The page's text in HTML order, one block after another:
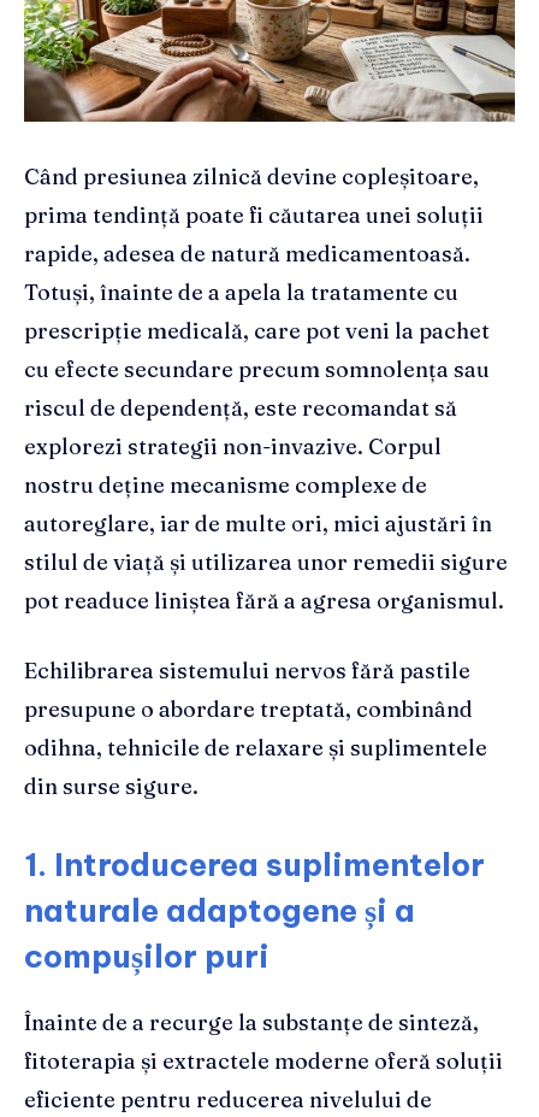
Când presiunea zilnică devine copleșitoare,
prima tendință poate fi căutarea unei soluții
rapide, adesea de natură medicamentoasă.
Totuși, înainte de a apela la tratamente cu
prescripție medicală, care pot veni la pachet
cu efecte secundare precum somnolența sau
riscul de dependență, este recomandat să
explorezi strategii non-invazive. Corpul
nostru deține mecanisme complexe de
autoreglare, iar de multe ori, mici ajustări în
stilul de viață și utilizarea unor remedii sigure
pot readuce liniștea fără a agresa organismul.
Echilibrarea sistemului nervos fără pastile
presupune o abordare treptată, combinând
odihna, tehnicile de relaxare și suplimentele
din surse sigure.
1. Introducerea suplimentelor
naturale adaptogene și a
compușilor puri
Înainte de a recurge la substanțe de sinteză,
fitoterapia și extractele moderne oferă soluții
eficiente pentru reducerea nivelului de